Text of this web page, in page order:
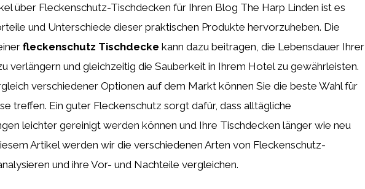
über Fleckenschutz-Tischdecken für Ihren Blog The Harp Linden ist es
und Unterschiede dieser praktischen Produkte hervorzuheben. Die
fleckenschutz Tischdecke kann dazu beitragen, die Lebensdauer Ihrer
verlängern und gleichzeitig die Sauberkeit in Ihrem Hotel zu gewährleisten.
verschiedener Optionen auf dem Markt können Sie die beste Wahl für
treffen. Ein guter Fleckenschutz sorgt dafür, dass alltägliche
leichter gereinigt werden können und Ihre Tischdecken länger wie neu
Artikel werden wir die verschiedenen Arten von Fleckenschutz-
und ihre Vor- und Nachteile vergleichen.